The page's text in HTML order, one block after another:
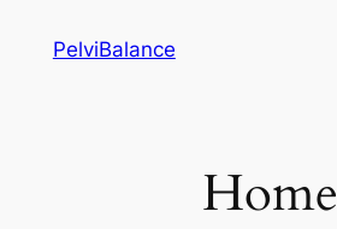
PelviBalance
Home